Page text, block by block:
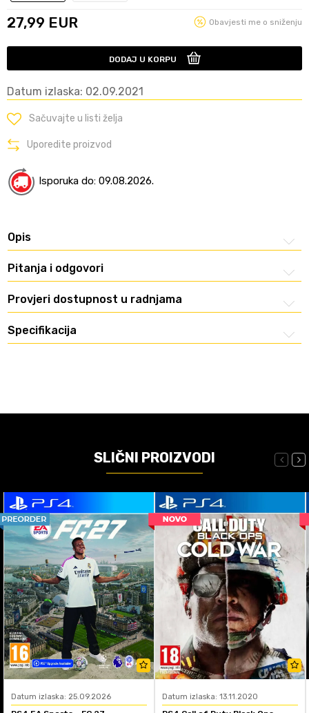
27,99 EUR Obavjesti me o sniženju
DODAJ U KORPU
Datum izlaska: 02.09.2021
Sačuvajte u listi želja
Uporedite proizvod
Isporuka do: 09.08.2026.
Opis
Pitanja i odgovori
Provjeri dostupnost u radnjama
Specifikacija
SLIČNI PROIZVODI
Datum izlaska: 25.09.2026 Datum izlaska: 13.11.2020